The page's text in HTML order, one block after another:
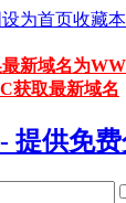
设为首页收藏
新域名为
获取最新域名